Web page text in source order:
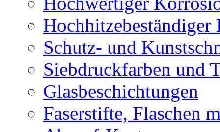
Hochwertiger
Schutz- und
Siebdruckfarben und
Glasbeschichtungen
Faserstifte, Flaschen